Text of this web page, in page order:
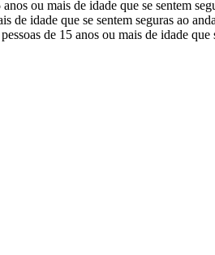
ou mais de idade que se sentem
de idade que se sentem seguras ao
de 15 anos ou mais de idade